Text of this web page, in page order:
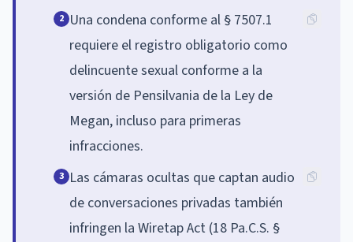
2 Una condena conforme al § 7507.1
requiere el registro obligatorio como
delincuente sexual conforme a la
versión de Pensilvania de la Ley de
Megan, incluso para primeras
infracciones.
3 Las cámaras ocultas que captan audio
de conversaciones privadas también
infringen la Wiretap Act (18 Pa.C.S. §